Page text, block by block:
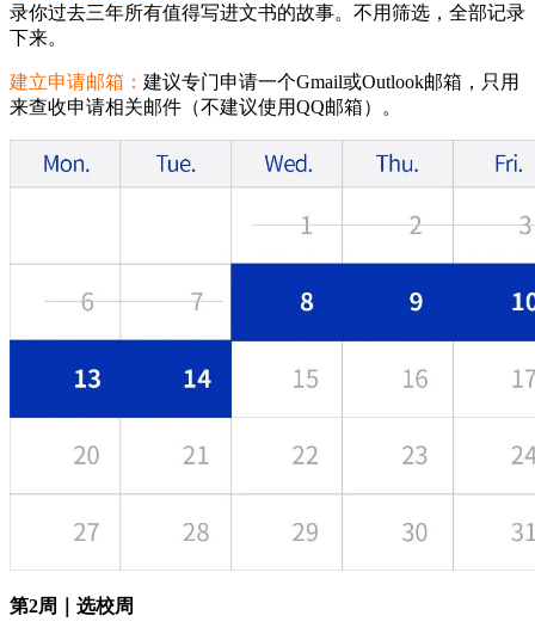
录你过去三年所有值得写进文书的故事。不用筛选，全部记录
下来。
建立申请邮箱： 建议专门申请一个Gmail或Outlook邮箱，只用
来查收申请相关邮件（不建议使用QQ邮箱）。
第2周｜选校周